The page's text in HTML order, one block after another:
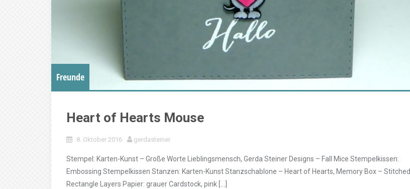
Freunde
Heart of Hearts Mouse
8. Oktober 2016 gerdasteiner
Stempel: Karten-Kunst – Große Worte Lieblingsmensch, Gerda Steiner Designs – Fall Mice Stempelkissen:
Embossing Stempelkissen Stanzen: Karten-Kunst Stanzschablone – Heart of Hearts, Memory Box – Stitched
Rectangle Layers Papier: grauer Cardstock, pink […]